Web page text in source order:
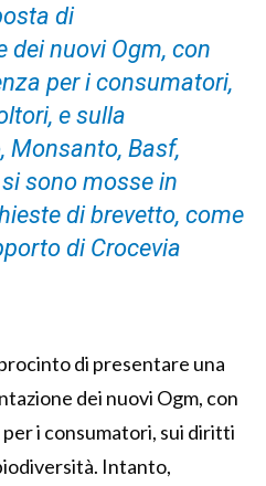
di
dei nuovi Ogm, con
per i consumatori,
e sulla
Monsanto, Basf,
sono mosse in
di brevetto, come
di Crocevia
di presentare una
dei nuovi Ogm, con
i consumatori, sui diritti
Intanto,